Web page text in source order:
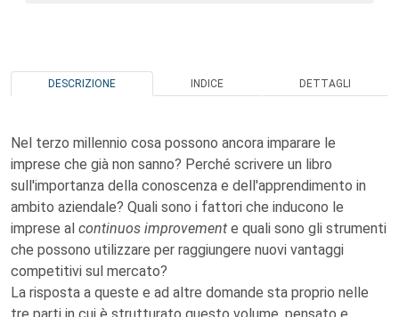
DESCRIZIONE INDICE DETTAGLI
Nel terzo millennio cosa possono ancora imparare le
imprese che già non sanno? Perché scrivere un libro
sull'importanza della conoscenza e dell'apprendimento in
ambito aziendale? Quali sono i fattori che inducono le
imprese al continuos improvement e quali sono gli strumenti
che possono utilizzare per raggiungere nuovi vantaggi
competitivi sul mercato?
La risposta a queste e ad altre domande sta proprio nelle